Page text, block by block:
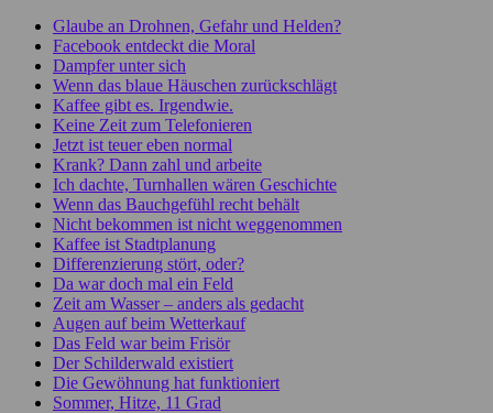
Glaube an Drohnen, Gefahr und Helden?
Facebook entdeckt die Moral
Dampfer unter sich
Wenn das blaue Häuschen zurückschlägt
Kaffee gibt es. Irgendwie.
Keine Zeit zum Telefonieren
Jetzt ist teuer eben normal
Krank? Dann zahl und arbeite
Ich dachte, Turnhallen wären Geschichte
Wenn das Bauchgefühl recht behält
Nicht bekommen ist nicht weggenommen
Kaffee ist Stadtplanung
Differenzierung stört, oder?
Da war doch mal ein Feld
Zeit am Wasser – anders als gedacht
Augen auf beim Wetterkauf
Das Feld war beim Frisör
Der Schilderwald existiert
Die Gewöhnung hat funktioniert
Sommer, Hitze, 11 Grad